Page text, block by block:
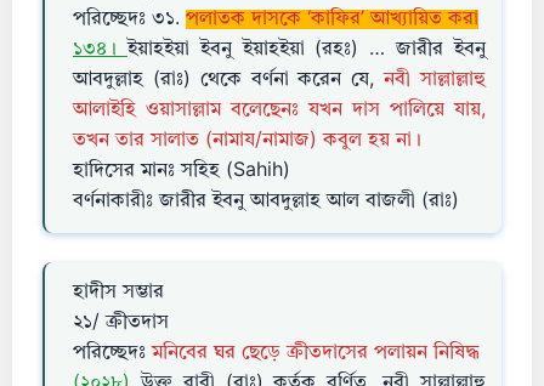
পরিচ্ছেদঃ ৩১. পলাতক দাসকে ‘কাফির’ আখ্যায়িত করা
১৩৪।ইয়াহইয়া ইবনু ইয়াহইয়া (রহঃ) … জারীর ইবনু
আবদুল্লাহ (রাঃ) থেকে বর্ণনা করেন যে,নবী সাল্লাল্লাহু
আলাইহি ওয়াসাল্লাম বলেছেনঃ যখন দাস পালিয়ে যায়,
তখন তার সালাত (নামায/নামাজ) কবুল হয় না।
হাদিসের মানঃ সহিহ (Sahih)
বর্ণনাকারীঃ জারীর ইবনু আবদুল্লাহ আল বাজলী (রাঃ)
হাদীস সম্ভার
২১/ ক্রীতদাস
পরিচ্ছেদঃমনিবের ঘর ছেড়ে ক্রীতদাসের পলায়ন নিষিদ্ধ